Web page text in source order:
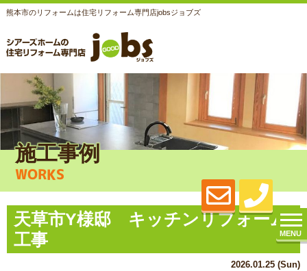
熊本市のリフォームは住宅リフォーム専門店jobsジョブズ
MENU
施工事例
WORKS
天草市Y様邸 キッチンリフォーム
工事
2026.01.25 (Sun)